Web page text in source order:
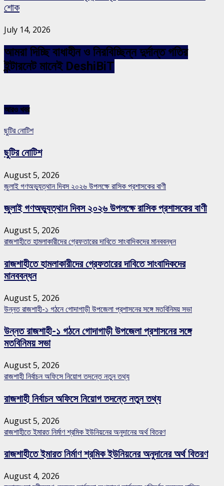
শোক
July 14, 2026
আমরা দিচ্ছি বাধাহীন ও নিরবিচ্ছিন্ন দুর্দান্ত গতির
ইন্টারনেট মানেই DeshiBiT
আরও খবর
ছুটির নোটিশ
ছুটির নোটিশ
August 5, 2026
জুলাই গণঅভ্যুত্থান দিবস ২০২৬ উপলক্ষে রাসিক প্রশাসকের বাণী
জুলাই গণঅভ্যুত্থান দিবস ২০২৬ উপলক্ষে রাসিক প্রশাসকের বাণী
August 5, 2026
রাজশাহীতে হামলাকারীদের গ্রেফতারের দাবিতে সাংবাদিকদের মানববন্ধন
রাজশাহীতে হামলাকারীদের গ্রেফতারের দাবিতে সাংবাদিকদের
মানববন্ধন
August 5, 2026
উন্নত রাজশাহী-১ গঠনে গোদাগাড়ী উপজেলা প্রশাসনের সঙ্গে মতবিনিময় সভা
উন্নত রাজশাহী-১ গঠনে গোদাগাড়ী উপজেলা প্রশাসনের সঙ্গে
মতবিনিময় সভা
August 5, 2026
রাজশাহী নির্বাচন অফিসে নিয়োগ তদন্তে নতুন তথ্য
রাজশাহী নির্বাচন অফিসে নিয়োগ তদন্তে নতুন তথ্য
August 5, 2026
রাজশাহীতে ইমারত নির্মাণ শ্রমিক ইউনিয়নের অনুদানের অর্থ বিতরণ
রাজশাহীতে ইমারত নির্মাণ শ্রমিক ইউনিয়নের অনুদানের অর্থ বিতরণ
August 4, 2026